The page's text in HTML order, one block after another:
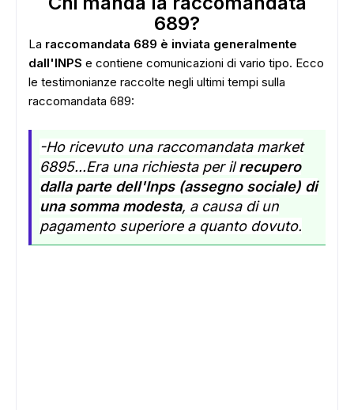
689?
La raccomandata 689 è inviata generalmente
dall'INPS e contiene comunicazioni di vario tipo. Ecco
le testimonianze raccolte negli ultimi tempi sulla
raccomandata 689:
-Ho ricevuto una raccomandata market
6895...Era una richiesta per ilrecupero
dalla parte dell'Inps (assegno sociale) di
una somma modesta, a causa di un
pagamento superiore a quanto dovuto.